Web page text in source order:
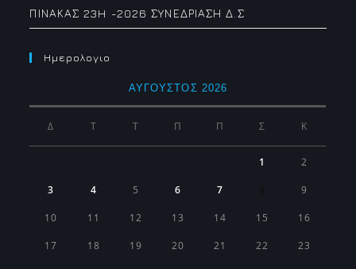
ΠΙΝΑΚΑΣ 23H -2026 ΣΥΝΕΔΡΙΑΣΗ Δ.Σ
Ημερολογιο
ΑΎΓΟΥΣΤΟΣ 2026
Δ Τ Τ Π Π Σ Κ
1 2
3 4 5 6 7 9
10 11 12 13 14 15 16
17 18 19 20 21 22 23